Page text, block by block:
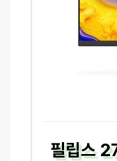
필립스